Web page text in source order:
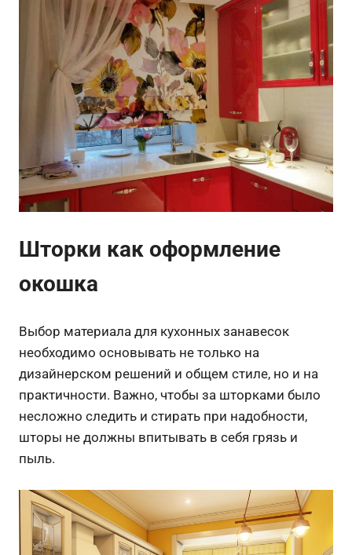
Шторки как оформление
окошка
Выбор материала для кухонных занавесок
необходимо основывать не только на
дизайнерском решений и общем стиле, но и на
практичности. Важно, чтобы за шторками было
несложно следить и стирать при надобности,
шторы не должны впитывать в себя грязь и
пыль.